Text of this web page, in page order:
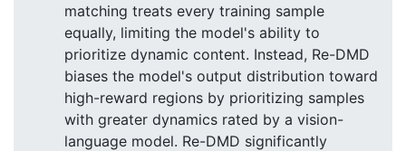
matching treats every training sample
equally, limiting the model's ability to
prioritize dynamic content. Instead, Re-DMD
biases the model's output distribution toward
high-reward regions by prioritizing samples
with greater dynamics rated by a vision-
language model. Re-DMD significantly